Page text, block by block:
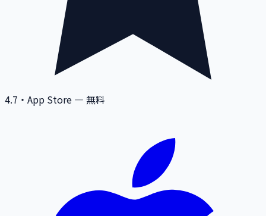
4.7 ・App Store — 無料